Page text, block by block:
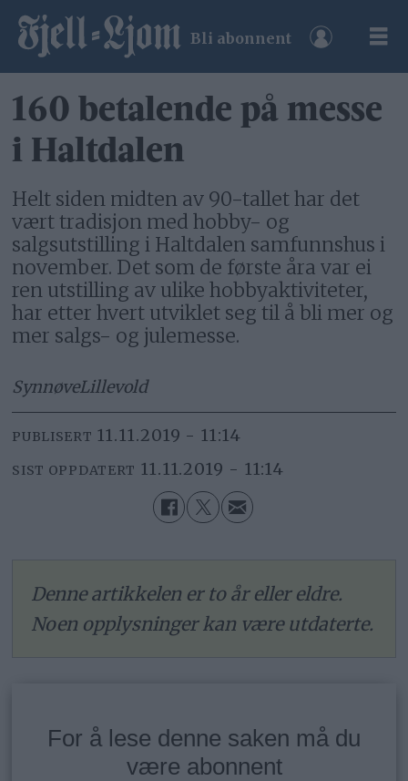
Bli abonnent
160 betalende på messe
i Haltdalen
Helt siden midten av 90-tallet har det
vært tradisjon med hobby- og
salgsutstilling i Haltdalen samfunnshus i
november. Det som de første åra var ei
ren utstilling av ulike hobbyaktiviteter,
har etter hvert utviklet seg til å bli mer og
mer salgs- og julemesse.
SynnøveLillevold
PUBLISERT 11.11.2019 - 11:14
SIST OPPDATERT 11.11.2019 - 11:14
Denne artikkelen er to år eller eldre.
Noen opplysninger kan være utdaterte.
For å lese denne saken må du
være abonnent